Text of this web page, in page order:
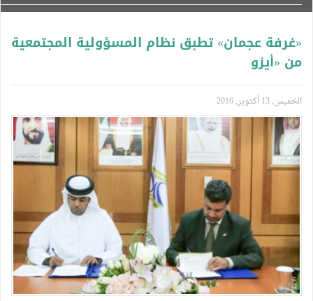
«غرفة عجمان» تطبق نظام المسؤولية المجتمعية
من «أيزو
الخميس, 13 أكتوبر, 2016